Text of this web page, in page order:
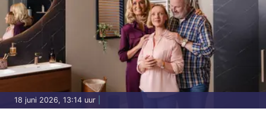
18 juni 2026, 13:14 uur